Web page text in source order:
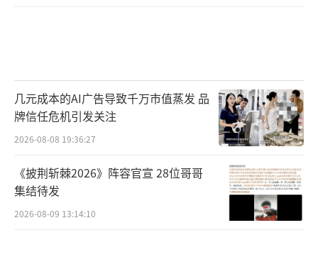
几元成本的AI广告导致千万市值蒸发 品
牌信任危机引发关注
2026-08-08 19:36:27
《披荆斩棘2026》阵容官宣 28位哥哥
集结待发
2026-08-09 13:14:10